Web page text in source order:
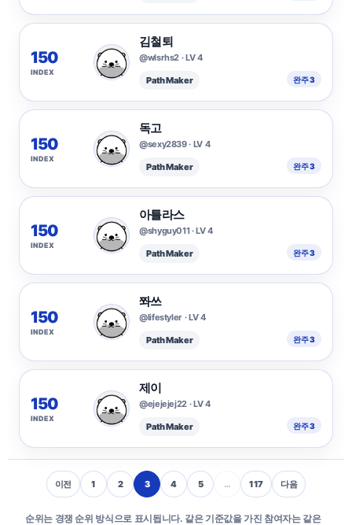
150
INDEX
김철퇴
@wlsrhs2 · LV 4
Path Maker 완주 3
150
INDEX
독고
@sexy2839 · LV 4
Path Maker 완주 3
150
INDEX
아틀라스
@shyguy011 · LV 4
Path Maker 완주 3
150
INDEX
쫘쓰
@lifestyler · LV 4
Path Maker 완주 3
150
INDEX
제이
@ejejejej22 · LV 4
Path Maker 완주 3
이전 1 2 3 4 5 … 117 다음
순위는 경쟁 순위 방식으로 표시됩니다. 같은 기준값을 가진 참여자는 같은